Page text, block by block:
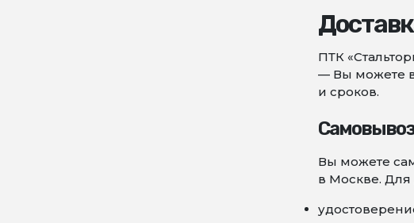
ПТК
— Вы можете
и сроков.
Самовывоз
Вы можете
в Москве. Для